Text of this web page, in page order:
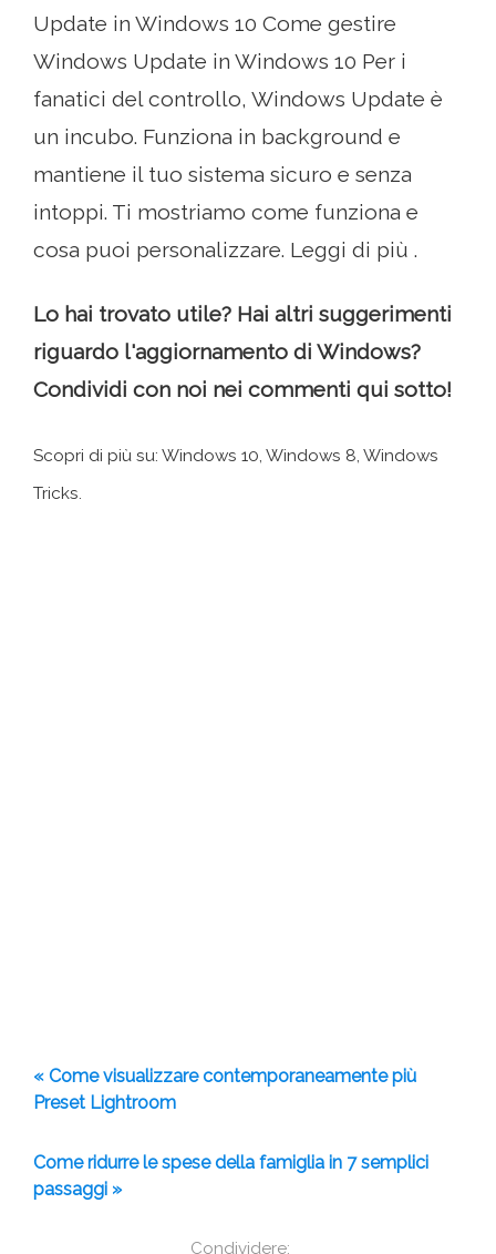
Condividere:
Update in Windows 10 Come gestire
Windows Update in Windows 10 Per i
fanatici del controllo, Windows Update è
un incubo. Funziona in background e
mantiene il tuo sistema sicuro e senza
intoppi. Ti mostriamo come funziona e
cosa puoi personalizzare. Leggi di più .
Lo hai trovato utile? Hai altri suggerimenti
riguardo l'aggiornamento di Windows?
Condividi con noi nei commenti qui sotto!
Scopri di più su: Windows 10, Windows 8, Windows
Tricks.
« Come visualizzare contemporaneamente più
Preset Lightroom
Come ridurre le spese della famiglia in 7 semplici
passaggi »